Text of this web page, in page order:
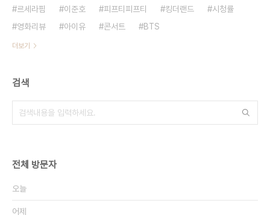
르세라핌
이준호 피프티피프티 킹더랜드
시청률
영화리뷰
아이유 콘서트 BTS
더보기
검색
전체 방문자
오늘
어제